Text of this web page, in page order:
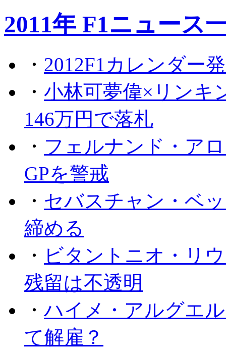
2011年 F1ニュース
・ 2012F1カレンダー
・ 小林可夢偉×リンキ
146万円で落札
・ フェルナンド・ア
GPを警戒
・ セバスチャン・ベ
締める
・ ビタントニオ・リ
残留は不透明
・ハイメ・アルグエ
て解雇？